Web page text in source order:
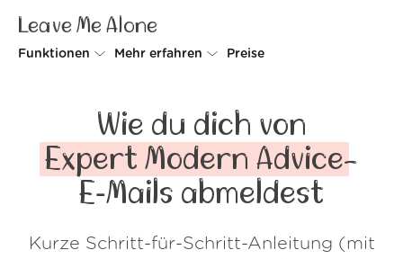
Leave Me Alone
Funktionen
Rollups
Screener
Do-not-disturb
Mehr erfahren
So geht's
Sicherheit
Über uns
Preise
Wie du dich von
Expert Modern Advice-
E‑Mails abmeldest
Kurze Schritt-für-Schritt-Anleitung (mit